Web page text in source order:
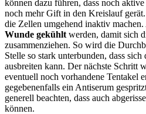
können dazu führen, dass noch
noch mehr Gift in den Kreislauf
die Zellen umgehend inaktiv
Wunde gekühlt werden, damit sich
zusammenziehen. So wird die
Stelle so stark unterbunden, dass
ausbreiten kann. Der nächste Schritt
eventuell noch vorhandene Tentakel
gegebenenfalls ein Antiserum
generell beachten, dass auch
können.